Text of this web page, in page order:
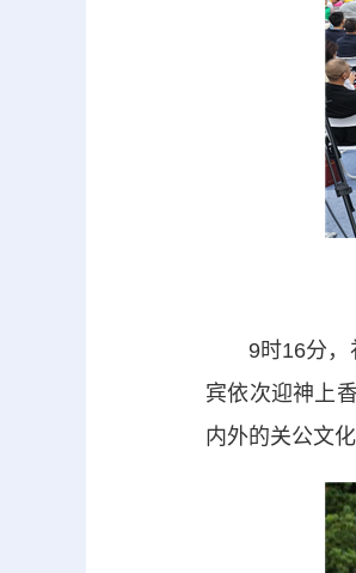
9时16分，礼
宾依次迎神上
内外的关公文